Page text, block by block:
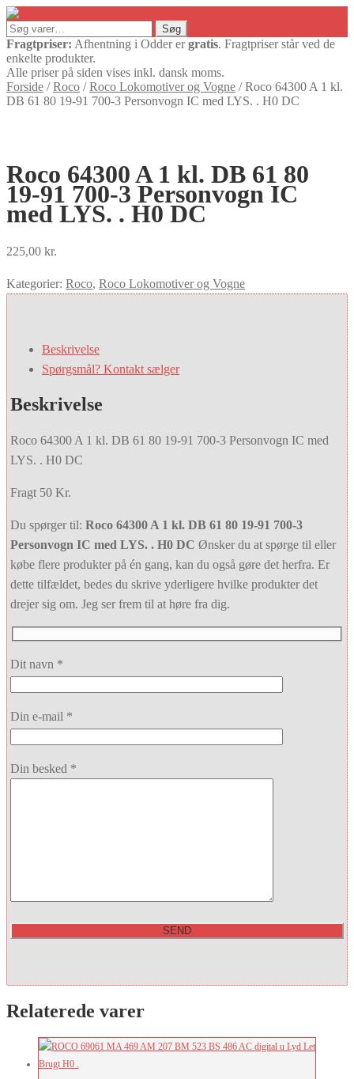
Søg
efter:
Søg
Fragtpriser: Afhentning i Odder ergratis. Fragtpriser står ved de
enkelte produkter.
Alle priser på siden vises inkl. dansk moms.
Forside /Roco /Roco Lokomotiver og Vogne /Roco 64300 A 1 kl.
DB 61 80 19-91 700-3 Personvogn IC med LYS. . H0 DC
Roco 64300 A 1 kl. DB 61 80
19-91 700-3 Personvogn IC
med LYS. . H0 DC
225,00 kr.
Kategorier: Roco, Roco Lokomotiver og Vogne
Beskrivelse
Spørgsmål? Kontakt sælger
Beskrivelse
Roco 64300 A 1 kl. DB 61 80 19-91 700-3 Personvogn IC med
LYS. . H0 DC
Fragt 50 Kr.
Du spørger til: Roco 64300 A 1 kl. DB 61 80 19-91 700-3
Personvogn IC med LYS. . H0 DC Ønsker du at spørge til eller
købe flere produkter på én gang, kan du også gøre det herfra. Er
dette tilfældet, bedes du skrive yderligere hvilke produkter det
drejer sig om. Jeg ser frem til at høre fra dig.
Dit navn *
Din e-mail *
Din besked *
Relaterede varer